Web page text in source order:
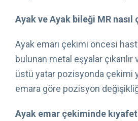
Ayak ve Ayak bileği MR nasıl
Ayak emarı çekimi öncesi
bulunan metal eşyalar
üstü yatar pozisyonda çekimi
emara göre pozisyon
Ayak emar çekiminde kıyafet